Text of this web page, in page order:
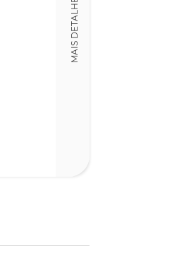
MAIS DETALHES